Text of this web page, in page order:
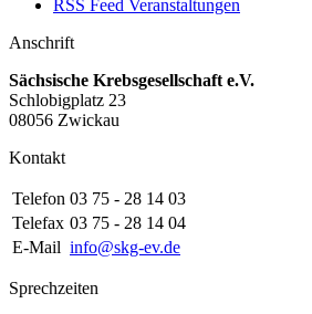
RSS Feed Veranstaltungen
Anschrift
Sächsische Krebsgesellschaft e.V.
Schlobigplatz 23
08056 Zwickau
Kontakt
Telefon 03 75 - 28 14 03
Telefax 03 75 - 28 14 04
E-Mail info@skg-ev.de
Sprechzeiten